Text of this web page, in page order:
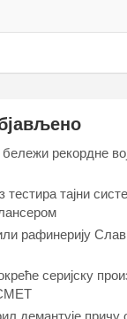
рекордне
тестира тајни
рафинерију
серијску